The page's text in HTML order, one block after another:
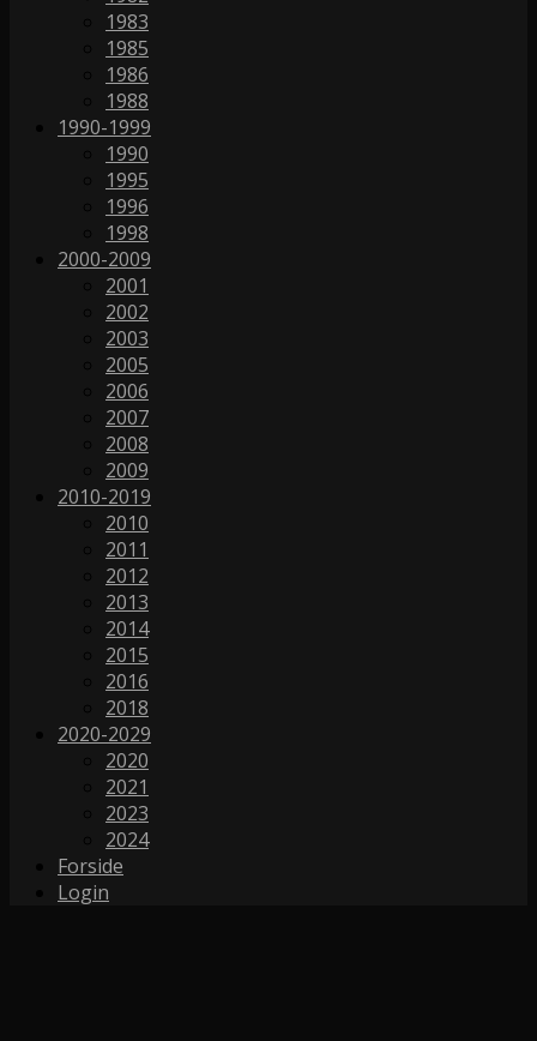
1983
1985
1986
1988
1990-1999
1990
1995
1996
1998
2000-2009
2001
2002
2003
2005
2006
2007
2008
2009
2010-2019
2010
2011
2012
2013
2014
2015
2016
2018
2020-2029
2020
2021
2023
2024
Forside
Login